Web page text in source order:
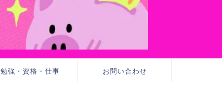
勉強・資格・仕事 お問い合わせ